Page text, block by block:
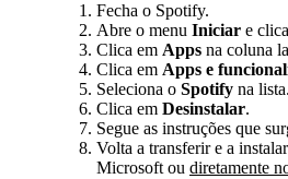
Fecha o Spotify.
Abre o menu Iniciar e
Clica em Apps na coluna
Clica em Apps e
Seleciona o Spotify na lista.
Clica em Desinstalar.
Segue as instruções que
Volta a transferir e a
Microsoft ou diretamente